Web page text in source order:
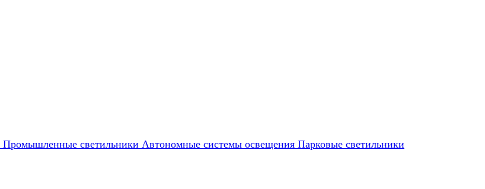
Промышленные светильники Автономные системы освещения Парковые светильники